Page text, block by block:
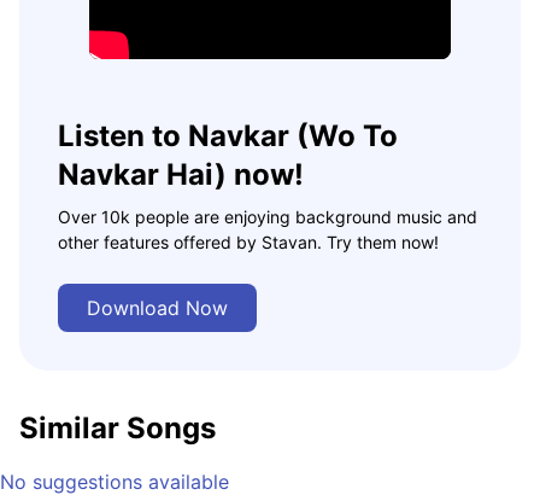
Listen to Navkar (Wo To
Navkar Hai) now!
Over 10k people are enjoying background music and
other features offered by Stavan. Try them now!
Download Now
Similar Songs
No suggestions available